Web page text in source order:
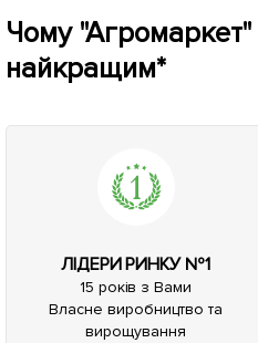
Чому
найкращим*
ЛІДЕРИ РИНКУ №1
15 років з Вами
Власне виробництво та
вирощування